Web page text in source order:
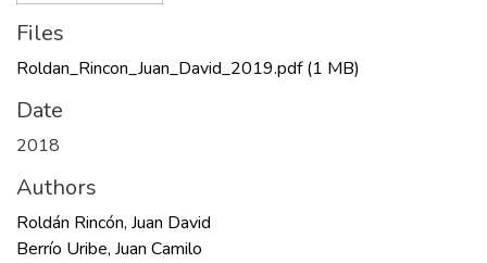
Files
Roldan_Rincon_Juan_David_2019.pdf(1 MB)
Date
2018
Authors
Roldán Rincón, Juan David
Berrío Uribe, Juan Camilo